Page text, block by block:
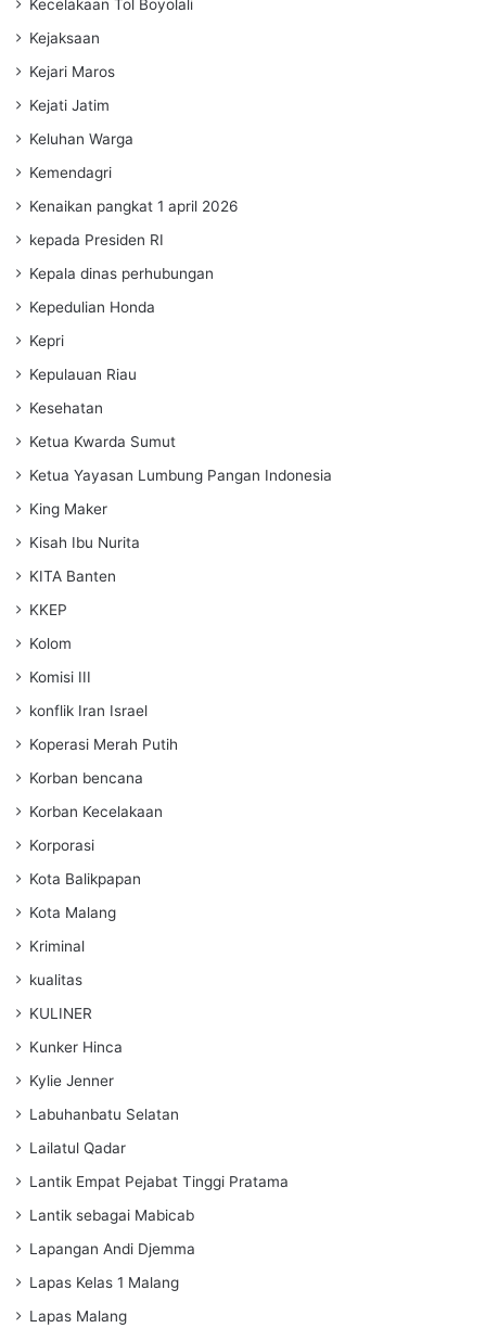
Kecelakaan Tol Boyolali
Kejaksaan
Kejari Maros
Kejati Jatim
Keluhan Warga
Kemendagri
Kenaikan pangkat 1 april 2026
kepada Presiden RI
Kepala dinas perhubungan
Kepedulian Honda
Kepri
Kepulauan Riau
Kesehatan
Ketua Kwarda Sumut
Ketua Yayasan Lumbung Pangan Indonesia
King Maker
Kisah Ibu Nurita
KITA Banten
KKEP
Kolom
Komisi III
konflik Iran Israel
Koperasi Merah Putih
Korban bencana
Korban Kecelakaan
Korporasi
Kota Balikpapan
Kota Malang
Kriminal
kualitas
KULINER
Kunker Hinca
Kylie Jenner
Labuhanbatu Selatan
Lailatul Qadar
Lantik Empat Pejabat Tinggi Pratama
Lantik sebagai Mabicab
Lapangan Andi Djemma
Lapas Kelas 1 Malang
Lapas Malang